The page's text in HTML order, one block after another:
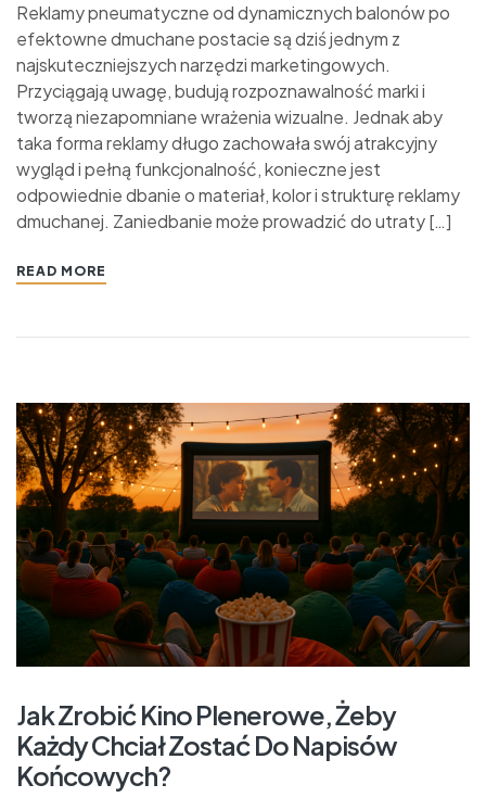
Reklamy pneumatyczne od dynamicznych balonów po
efektowne dmuchane postacie są dziś jednym z
najskuteczniejszych narzędzi marketingowych.
Przyciągają uwagę, budują rozpoznawalność marki i
tworzą niezapomniane wrażenia wizualne. Jednak aby
taka forma reklamy długo zachowała swój atrakcyjny
wygląd i pełną funkcjonalność, konieczne jest
odpowiednie dbanie o materiał, kolor i strukturę reklamy
dmuchanej. Zaniedbanie może prowadzić do utraty […]
READ MORE
Jak Zrobić Kino Plenerowe, Żeby
Każdy Chciał Zostać Do Napisów
Końcowych?